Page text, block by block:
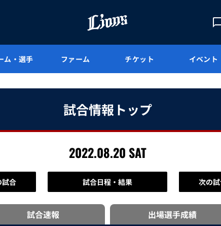
ム・選手 ファーム チケット イベント
試合情報トップ
2022.08.20 SAT
試合 試合日程・結果 次の
試合速報 出場選手成績